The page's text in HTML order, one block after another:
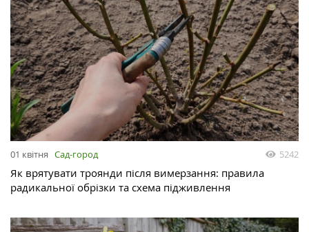
01 квітня Сад-город 5242
Як врятувати троянди після вимерзання: правила
радикальної обрізки та схема підживлення